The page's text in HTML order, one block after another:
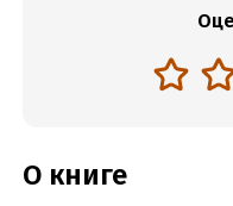
О книге